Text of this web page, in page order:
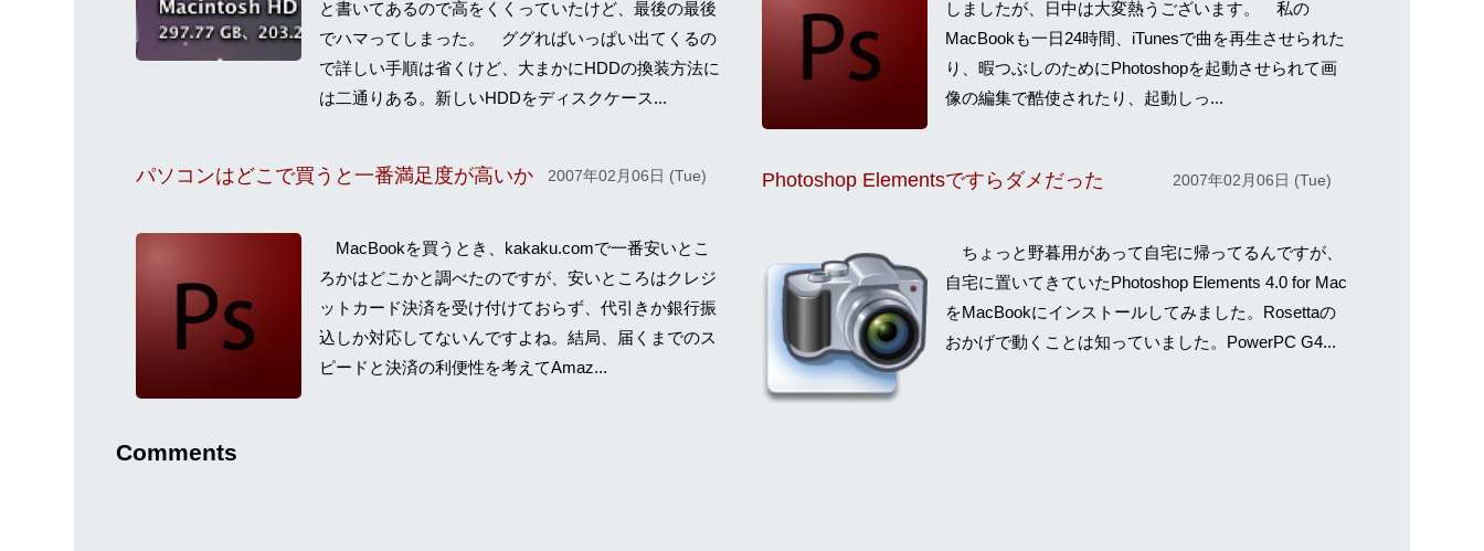
と書いてあるので高をくくっていたけど、最後の最後
でハマってしまった。 ググればいっぱい出てくるの
で詳しい手順は省くけど、大まかにHDDの換装方法に
は二通りある。新しいHDDをディスクケース...
しましたが、日中は大変熱うございます。 私の
MacBookも一日24時間、iTunesで曲を再生させられた
り、暇つぶしのためにPhotoshopを起動させられて画
像の編集で酷使されたり、起動しっ...
パソコンはどこで買うと一番満足度が高いか 2007年02月06日 (Tue)
MacBookを買うとき、kakaku.comで一番安いとこ
ろかはどこかと調べたのですが、安いところはクレジ
ットカード決済を受け付けておらず、代引きか銀行振
込しか対応してないんですよね。結局、届くまでのス
ピードと決済の利便性を考えてAmaz...
Photoshop Elementsですらダメだった 2007年02月06日 (Tue)
ちょっと野暮用があって自宅に帰ってるんですが、
自宅に置いてきていたPhotoshop Elements 4.0 for Mac
をMacBookにインストールしてみました。Rosettaの
おかげで動くことは知っていました。PowerPC G4...
Comments